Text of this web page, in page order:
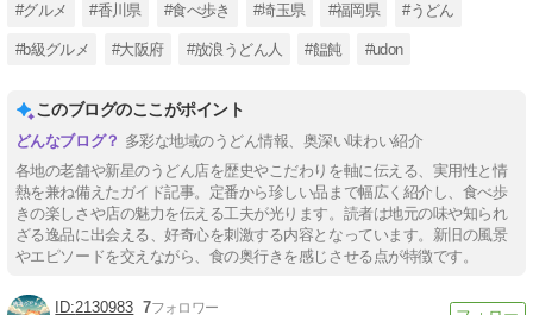
#グルメ #香川県 #食べ歩き #埼玉県 #福岡県 #うどん
#b級グルメ #大阪府 #放浪うどん人 #饂飩 #udon
このブログのここがポイント
多彩な地域のうどん情報、奥深い味わい紹介
各地の老舗や新星のうどん店を歴史やこだわりを軸に伝える、実用性と情
熱を兼ね備えたガイド記事。定番から珍しい品まで幅広く紹介し、食べ歩
きの楽しさや店の魅力を伝える工夫が光ります。読者は地元の味や知られ
ざる逸品に出会える、好奇心を刺激する内容となっています。新旧の風景
やエピソードを交えながら、食の奥行きを感じさせる点が特徴です。
2130983 7